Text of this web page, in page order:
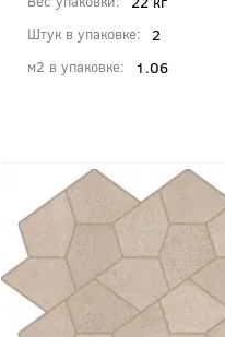
Штук в упаковке 2
м2 в упаковке 1.06